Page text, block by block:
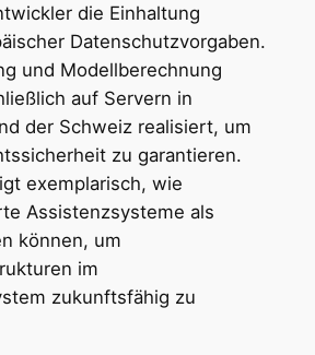
die Einhaltung
Datenschutzvorgaben.
und Modellberechnung
auf Servern in
der Schweiz realisiert, um
zu garantieren.
exemplarisch, wie
Assistenzsysteme als
können, um
im
zukunftsfähig zu